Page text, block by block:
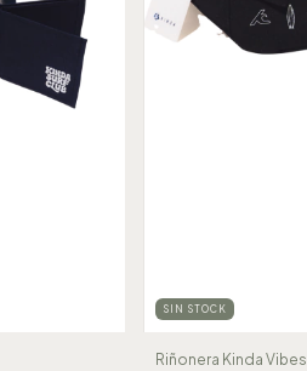
SIN STOCK
Riñonera Kinda Vibes